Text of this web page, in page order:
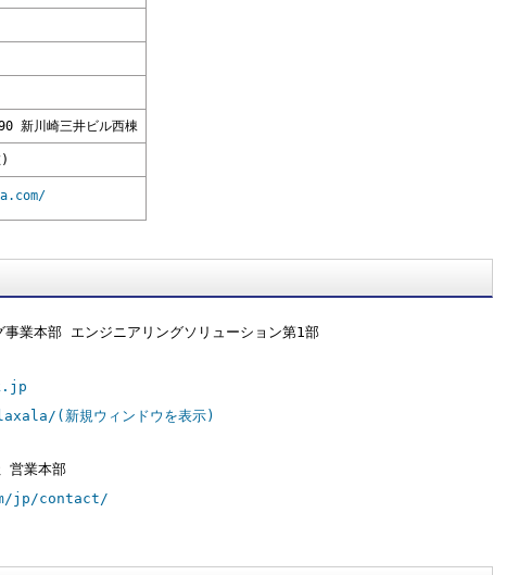
新川崎三井ビル西棟
業本部 エンジニアリングソリューション第1部
(新規ウィンドウを表示)
営業本部
jp/contact/